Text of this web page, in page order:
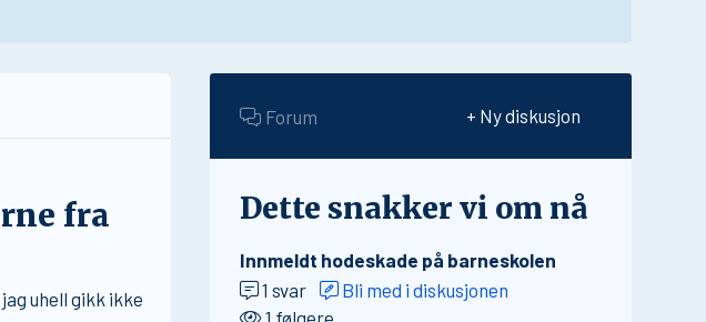
fra
uhell gikk ikke
Forum + Ny diskusjon
Dette snakker vi om nå
Innmeldt hodeskade på barneskolen
1 svar
Bli med i diskusjonen